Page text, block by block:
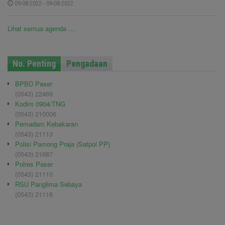
09-08-2022 - 09-08-2022
Lihat semua agenda ....
No. Penting Pengadaan
BPBD Paser
(0543) 22469
Kodim 0904/TNG
(0543) 210006
Pemadam Kebakaran
(0543) 21113
Polisi Pamong Praja (Satpol PP)
(0543) 21687
Polres Paser
(0543) 21110
RSU Panglima Sebaya
(0543) 21118